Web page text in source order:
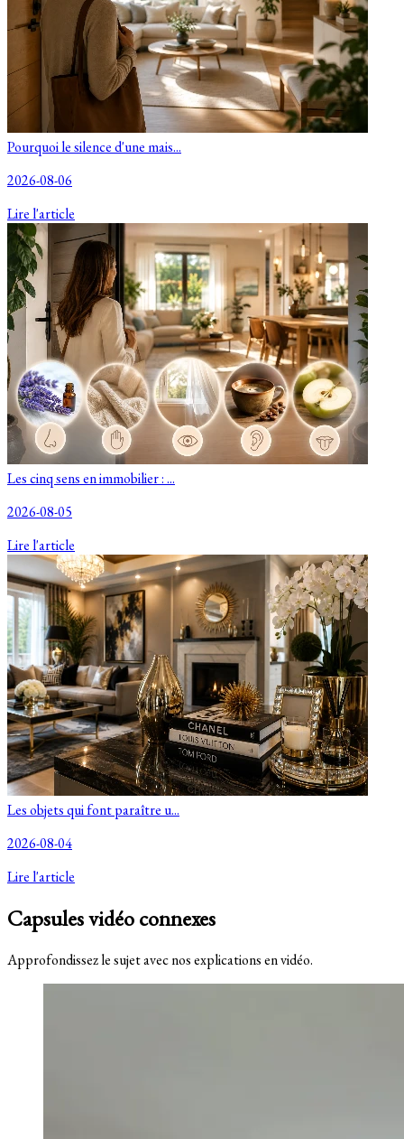
Pourquoi le silence d'une mais...
2026-08-06
Lire l'article
Les cinq sens en immobilier : ...
2026-08-05
Lire l'article
Les objets qui font paraître u...
2026-08-04
Lire l'article
Capsules vidéo connexes
Approfondissez le sujet avec nos explications en vidéo.